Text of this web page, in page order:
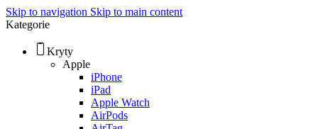
Skip to navigation Skip to main content
Kategorie
Kryty
Apple
iPhone
iPad
Apple Watch
AirPods